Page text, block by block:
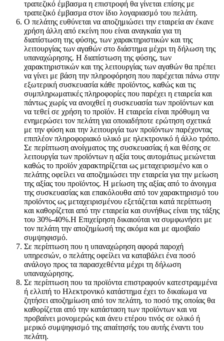
τραπεζικό έμβασμα η επιστροφή θα γίνεται επίσης με
τραπεζικό έμβασμα στον ίδιο λογαριασμό του πελάτη.
Ο πελάτης ευθύνεται να αποζημιώσει την εταιρεία αν έκανε
χρήση άλλη από εκείνη που είναι αναγκαία για τη
διαπίστωση της φύσης, των χαρακτηριστικών και της
λειτουργίας των αγαθών στο διάστημα μέχρι τη δήλωση της
υπαναχώρησης. Η διαπίστωση της φύσης, των
χαρακτηριστικών και της λειτουργίας των αγαθών θα πρέπει
να γίνει με βάση την πληροφόρηση που παρέχεται πάνω στην
εξωτερική συσκευασία κάθε προϊόντος, καθώς και τις
συμπληρωματικές πληροφορίες που παρέχει η εταιρεία και
πάντως χωρίς να ανοιχθεί η συσκευασία των προϊόντων και
να τεθεί σε χρήση το προϊόν. Η εταιρεία είναι πρόθυμη να
ενημερώσει τον πελάτη για οποιαδήποτε ερώτηση σχετικά
με την φύση και την λειτουργία των προϊόντων παρέχοντας
επιπλέον πληροφοριακό υλικό με ηλεκτρονικό ή άλλο τρόπο.
Σε περίπτωση ανοίγματος της συσκευασίας ή και θέσης σε
λειτουργία των προϊόντων η αξία τους αυτομάτως μειώνεται
καθώς το προϊόν χαρακτηρίζεται ως μεταχειρισμένο και ο
πελάτης οφείλει να αποζημιώσει την εταιρεία για την μείωση
της αξίας του προϊόντος. Η μείωση της αξίας από το άνοιγμα
της συσκευασίας και επακόλουθα από τον χαρακτηρισμό του
προϊόντος ως μεταχειρισμένου εξετάζεται κατά περίπτωση
και καθορίζεται από την εταιρεία και συνήθως είναι της τάξης
του 30%-40%.Η Επιχείρηση δικαιούται να συμφωνήσει με
τον πελάτη την αποζημίωσή της ακόμα και με αμοιβαίο
συμψηφισμό.
Σε περίπτωση που η υπαναχώρηση αφορά παροχή
υπηρεσιών, ο πελάτης οφείλει να καταβάλει ένα ποσό
ανάλογο προς τα παρασχεθέντα μέχρι τη δήλωση
υπαναχώρησης.
Σε περίπτωση που τα προϊόντα επιστραφούν κατεστραμμένα
ή ελλιπή το Ηλεκτρονικό κατάστημα έχει το δικαίωμα να
ζητήσει αποζημίωση από τον πελάτη, το ποσό της οποίας θα
καθορίζεται από την κατάσταση των προϊόντων και να
προβαίνει μονομερώς και άνευ ετέρου τινός σε ολικό ή
μερικό συμψηφισμό της απαίτησής του αυτής έναντι του
πελάτη.